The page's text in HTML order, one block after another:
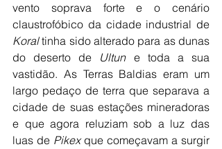
vento soprava forte e o cenário
Koral tinha sido alterado para as dunas
do deserto de Ultun e toda a sua
vastidão. As Terras Baldias eram um
largo pedaço de terra que separava a
cidade de suas estações mineradoras
e que agora reluziam sob a luz das
luas de Pikex que começavam a surgir